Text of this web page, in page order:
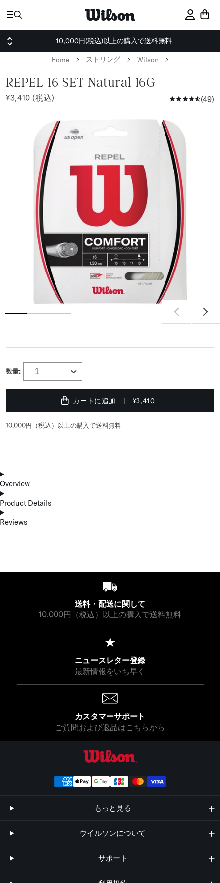
10,000円(税込)以上の購入で送料無料
サイン
Home ストリング Wilson
REPEL 16 SET Natural 16G
¥3,410 (税込) 49
数量:
カートに追加 ¥3,410
10,000円（税込）以上の購入で送料無料
Overview
Product Details
Reviews
送料・配送に関して
10,000円（税込）以上の購入で送料無料
ニュースレター登録
最新情報をいち早く
カスタマーサポート
ご質問および返品はこちらから
もっと見る
ウイルソンについて
サポート